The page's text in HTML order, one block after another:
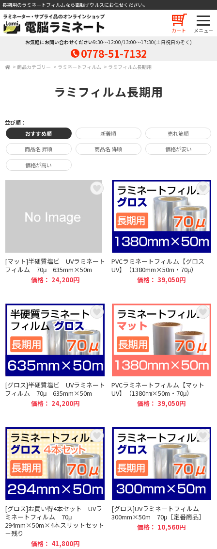
長期用のラミネートフィルムなら電脳ザウルスにお任せください。
カート
お気軽にお問い合わせください9:30～12:00/13:00～17:30(土日祝日のぞく)
0778-51-7132
> 商品カテゴリー > ラミネートフィルム > ラミフィルム長期用
ラミフィルム長期用
並び順：
おすすめ順
新着順 売れ筋順
商品名 昇順 商品名 降順 価格が安い
価格が高い
[マット]半硬質塩ビ UVラミネート
フィルム 70μ 635mm×50m
価格： 24,200円
PVCラミネートフィルム【グロス
UV】（1380mm×50m・70μ）
価格： 39,050円
[グロス]半硬質塩ビ UVラミネート
フィルム 70μ 635mm×50m
価格： 24,200円
PVCラミネートフィルム【マット
UV】（1380㎜×50m・70μ）
価格： 39,050円
[グロス]お買い得4本セット UVラ
ミネートフィルム 70μ
294mm×50m×4本スリットセット
＋残り
価格： 41,800円
[グロス]UVラミネートフィルム
300mm×50m 70μ［定番商品］
価格： 10,560円